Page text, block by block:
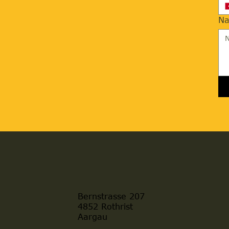
Bernstrasse 207
4852 Rothrist
Aargau